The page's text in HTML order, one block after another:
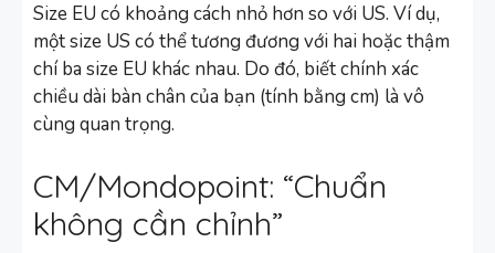
Size EU có khoảng cách nhỏ hơn so với US. Ví dụ,
một size US có thể tương đương với hai hoặc thậm
chí ba size EU khác nhau. Do đó, biết chính xác
chiều dài bàn chân của bạn (tính bằng cm) là vô
cùng quan trọng.
CM/Mondopoint: “Chuẩn
không cần chỉnh”